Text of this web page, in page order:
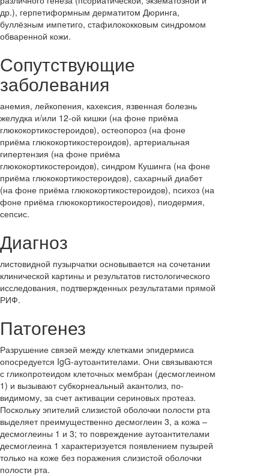
др.), герпетиформным дерматитом Дюринга,
буллёзным импетиго, стафилококковым синдромом
обваренной кожи.
Сопутствующие
заболевания
анемия, лейкопения, кахексия, язвенная болезнь
желудка и/или 12-ой кишки (на фоне приёма
глюкокортикостероидов), остеопороз (на фоне
приёма глюкокортикостероидов), артериальная
гипертензия (на фоне приёма
глюкокортикостероидов), синдром Кушинга (на фоне
приёма глюкокортикостероидов), сахарный диабет
(на фоне приёма глюкокортикостероидов), психоз (на
фоне приёма глюкокортикостероидов), пиодермия,
сепсис.
Диагноз
листовидной пузырчатки основывается на сочетании
клинической картины и результатов гистологического
исследования, подтвержденных результатами прямой
РИФ.
Патогенез
Разрушение связей между клетками эпидермиса
опосредуется IgG-аутоантителами. Они связываются
с гликопротеидом клеточных мембран (десмоглеином
1) и вызывают субкорнеальный акантолиз, по-
видимому, за счет активации сериновых протеаз.
Поскольку эпителий слизистой оболочки полости рта
выделяет преимущественно десмоглеин 3, а кожа –
десмоглеины 1 и 3; то повреждение аутоантителами
десмоглеина 1 характеризуется появлением пузырей
только на коже без поражения слизистой оболочки
полости рта.